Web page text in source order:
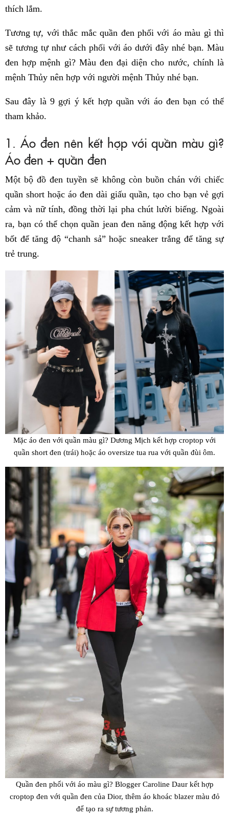
thích lắm.
Tương tự, với thắc mắc quần đen phối với áo màu gì thì
sẽ tương tự như cách phối với áo dưới đây nhé bạn. Màu
đen hợp mệnh gì? Màu đen đại diện cho nước, chính là
mệnh Thủy nên hợp với người mệnh Thủy nhé bạn.
Sau đây là 9 gợi ý kết hợp quần với áo đen bạn có thể
tham khảo.
1. Áo đen nên kết hợp với quần màu gì?
Áo đen + quần đen
Một bộ đồ đen tuyền sẽ không còn buồn chán với chiếc
quần short hoặc áo đen dài giấu quần, tạo cho bạn vẻ gợi
cảm và nữ tính, đồng thời lại pha chút lười biếng. Ngoài
ra, bạn có thể chọn quần jean đen năng động kết hợp với
bốt để tăng độ “chanh sả” hoặc sneaker trắng để tăng sự
trẻ trung.
Mặc áo đen với quần màu gì? Dương Mịch kết hợp croptop với
quần short đen (trái) hoặc áo oversize tua rua với quần đùi ôm.
Quần đen phối với áo màu gì? Blogger Caroline Daur kết hợp
croptop đen với quần đen của Dior, thêm áo khoác blazer màu đỏ
để tạo ra sự tương phản.